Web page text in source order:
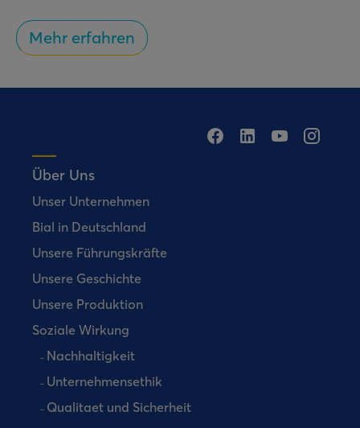
Mehr erfahren
Über Uns
Unser Unternehmen
Bial in Deutschland
Unsere Führungskräfte
Unsere Geschichte
Unsere Produktion
Soziale Wirkung
Nachhaltigkeit
Unternehmensethik
Qualitaet und Sicherheit